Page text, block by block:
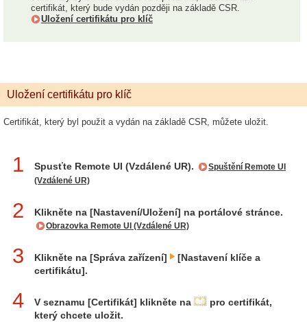
certifikát, který bude vydán později na základě CSR.
Uložení certifikátu pro klíč
Uložení certifikátu pro klíč
Certifikát, který byl použit a vydán na základě CSR, můžete uložit.
1 Spusťte Remote UI (Vzdálené UR).
Spuštění Remote UI
(Vzdálené UR)
2 Klikněte na [Nastavení/Uložení] na portálové stránce.
Obrazovka Remote UI (Vzdálené UR)
3 Klikněte na [Správa zařízení]
[Nastavení klíče a
certifikátu].
4 V seznamu [Certifikát] klikněte na
pro certifikát,
který chcete uložit.